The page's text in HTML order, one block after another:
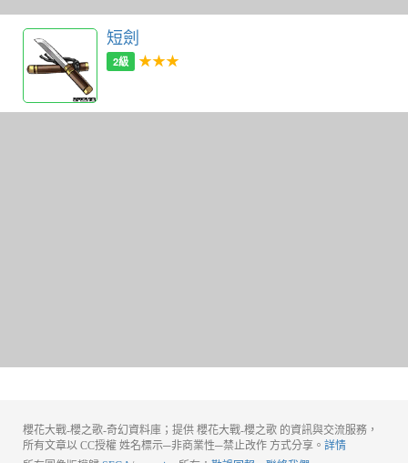
短劍
2級 ★★★
櫻花大戰-櫻之歌-奇幻資料庫；提供 櫻花大戰-櫻之歌 的資訊與交流服務，
所有文章以 CC授權 姓名標示─非商業性─禁止改作 方式分享。 詳情